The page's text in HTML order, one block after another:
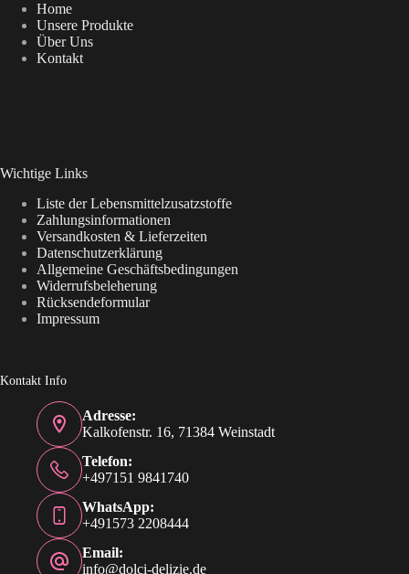
Home
Unsere Produkte
Über Uns
Kontakt
Wichtige Links
Liste der Lebensmittelzusatzstoffe
Zahlungsinformationen
Versandkosten & Lieferzeiten
Datenschutzerklärung
Allgemeine Geschäftsbedingungen
Widerrufsbeleherung
Rücksendeformular
Impressum
Kontakt Info
Adresse:
Kalkofenstr. 16, 71384 Weinstadt
Telefon:
+497151 9841740
WhatsApp:
+491573 2208444
Email:
info@dolci-delizie.de